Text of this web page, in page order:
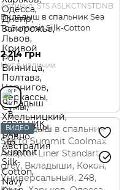
Артикул: STS ASLKCTNSTDNB
Вкладыш в спальник Sea
To Summit Silk-Cotton
2 214 грн
Нет в наличии
ВИДЕО